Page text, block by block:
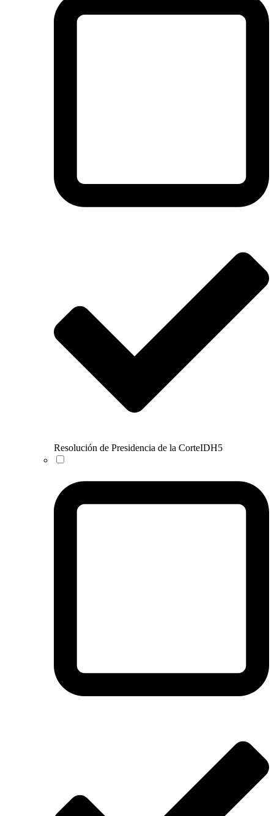
Resolución de Presidencia de la CorteIDH5